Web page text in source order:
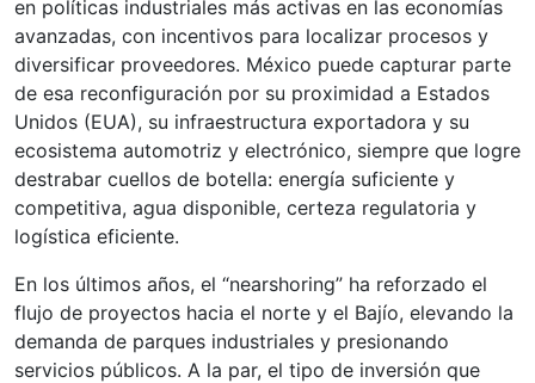
en políticas industriales más activas en las economías
avanzadas, con incentivos para localizar procesos y
diversificar proveedores. México puede capturar parte
de esa reconfiguración por su proximidad a Estados
Unidos (EUA), su infraestructura exportadora y su
ecosistema automotriz y electrónico, siempre que logre
destrabar cuellos de botella: energía suficiente y
competitiva, agua disponible, certeza regulatoria y
logística eficiente.
En los últimos años, el “nearshoring” ha reforzado el
flujo de proyectos hacia el norte y el Bajío, elevando la
demanda de parques industriales y presionando
servicios públicos. A la par, el tipo de inversión que